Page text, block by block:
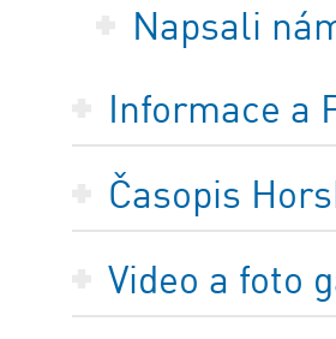
Napsali
Informace a
Časopis
Video a foto